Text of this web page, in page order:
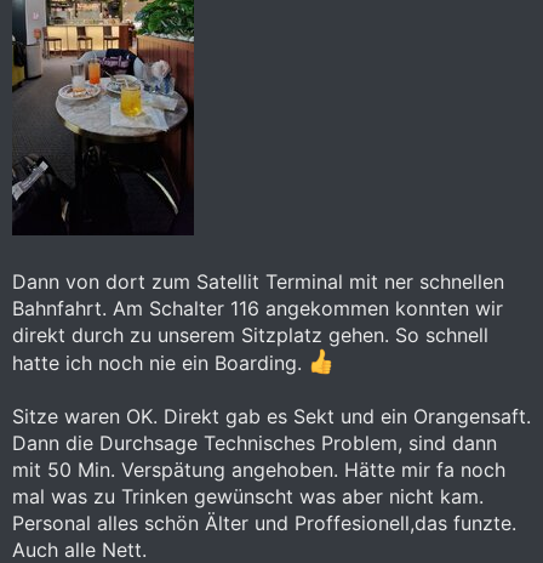
Dann von dort zum Satellit Terminal mit ner schnellen
Bahnfahrt. Am Schalter 116 angekommen konnten wir
direkt durch zu unserem Sitzplatz gehen. So schnell
hatte ich noch nie ein Boarding.
Sitze waren OK. Direkt gab es Sekt und ein Orangensaft.
Dann die Durchsage Technisches Problem, sind dann
mit 50 Min. Verspätung angehoben. Hätte mir fa noch
mal was zu Trinken gewünscht was aber nicht kam.
Personal alles schön Älter und Proffesionell,das funzte.
Auch alle Nett.